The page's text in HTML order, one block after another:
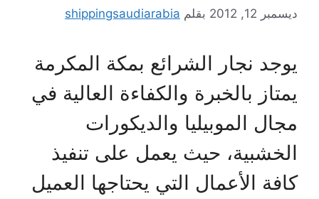
ديسمبر 12, 2012 بقلم shippingsaudiarabia
يوجد نجار الشرائع بمكة المكرمة
يمتاز بالخبرة والكفاءة العالية في
مجال الموبيليا والديكورات
الخشبية، حيث يعمل على تنفيذ
كافة الأعمال التي يحتاجها العميل